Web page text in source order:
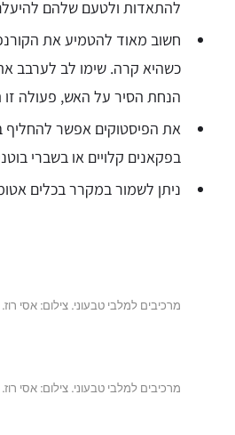
להתאדות ולטעם שלהם
חשוב מאוד להטמיע את
כשהיא קרה. שימו לב לערבב
הנחת הסיר על האש, פעולה זו
את הפיסטוקים אפשר להחליף
בפקאנים קלויים או בשברי
ניתן לשמור במקרר בכלים אטומים
מרכיבים למלבי טבעוני. צילום: אסי
מרכיבים למלבי טבעוני. צילום: אסי